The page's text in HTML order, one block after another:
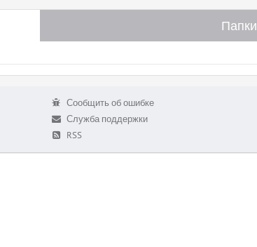
Папки
Сообщить об ошибке
Служба поддержки
RSS